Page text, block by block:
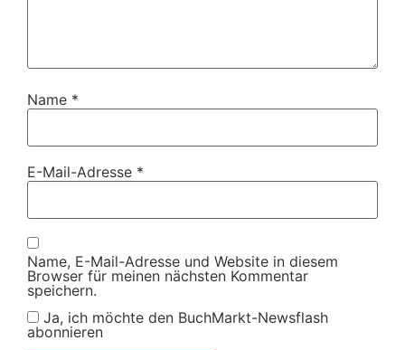
Name *
E-Mail-Adresse *
Name, E-Mail-Adresse und Website in diesem
Browser für meinen nächsten Kommentar
speichern.
Ja, ich möchte den BuchMarkt-Newsflash
abonnieren